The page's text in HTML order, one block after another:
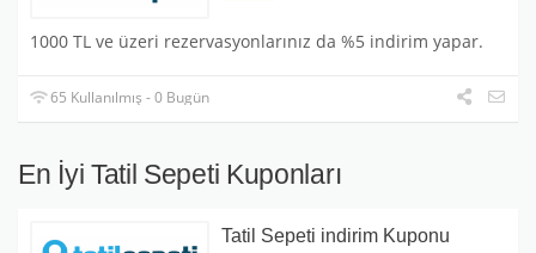
1000 TL ve üzeri rezervasyonlarınız da %5 indirim yapar.
65 Kullanılmış - 0 Bugün
En İyi Tatil Sepeti Kuponları
Tatil Sepeti indirim Kuponu